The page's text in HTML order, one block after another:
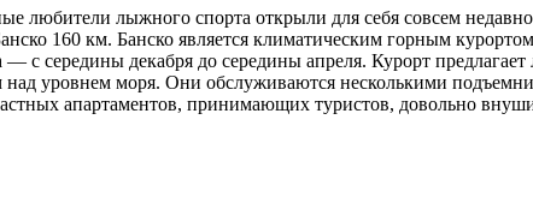
любители лыжного спорта открыли для себя совсем
160 км. Банско является климатическим горным
с середины декабря до середины апреля. Курорт
над уровнем моря. Они обслуживаются несколькими
апартаментов, принимающих туристов, довольно